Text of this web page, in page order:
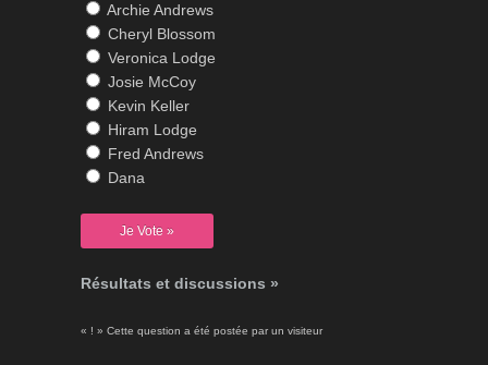
Archie Andrews
Cheryl Blossom
Veronica Lodge
Josie McCoy
Kevin Keller
Hiram Lodge
Fred Andrews
Dana
Résultats et discussions »
« ! » Cette question a été postée par un visiteur